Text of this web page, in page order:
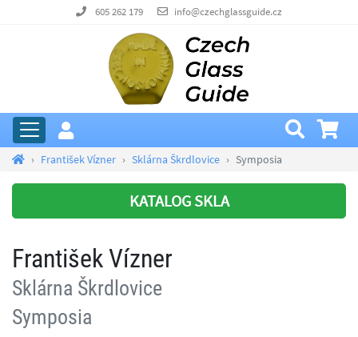
605 262 179 info@czechglassguide.cz
František Vízner Sklárna Škrdlovice Symposia
KATALOG SKLA
František Vízner
Sklárna Škrdlovice
Symposia